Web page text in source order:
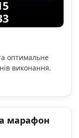
оптимальне
виконання.
марафон